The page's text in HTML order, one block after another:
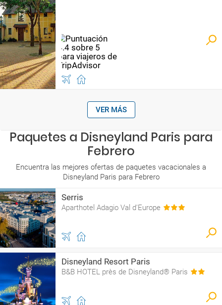
VER MÁS
Paquetes a Disneyland Paris para
Febrero
Encuentra las mejores ofertas de paquetes vacacionales a
Disneyland Paris para Febrero
Serris
Aparthotel Adagio Val d'Europe
Disneyland Resort Paris
B&B HOTEL près de Disneyland® Paris